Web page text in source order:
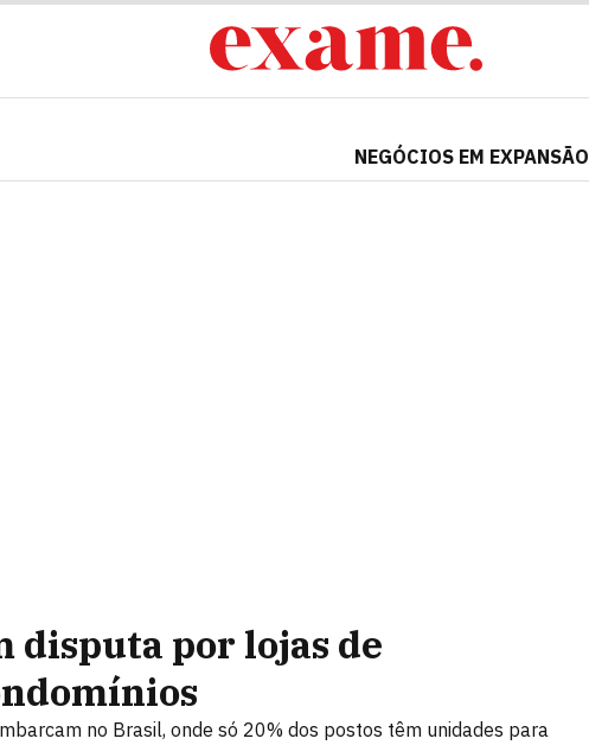
NEGÓCIOS EM EXPANSÃO
disputa por lojas de
no Brasil, onde só 20% dos postos têm unidades para